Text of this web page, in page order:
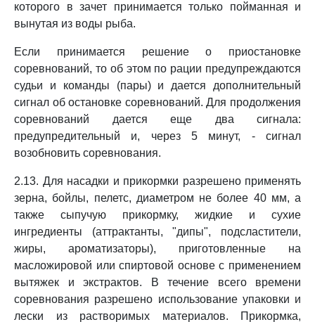
которого в зачет принимается только пойманная и
вынутая из воды рыба.
Если принимается решение о приостановке
соревнований, то об этом по рации предупреждаются
судьи и команды (пары) и дается дополнительный
сигнал об остановке соревнований. Для продолжения
соревнований дается еще два сигнала:
предупредительный и, через 5 минут, - сигнал
возобновить соревнования.
2.13. Для насадки и прикормки разрешено применять
зерна, бойлы, пелетс, диаметром не более 40 мм, а
также сыпучую прикормку, жидкие и сухие
ингредиенты (аттрактанты, "дипы", подсластители,
жиры, ароматизаторы), приготовленные на
масложировой или спиртовой основе с применением
вытяжек и экстрактов. В течение всего времени
соревнования разрешено использование упаковки и
лески из растворимых материалов. Прикормка,